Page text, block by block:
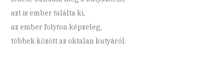
azt is ember találta ki,
az ember folyton képzeleg,
többek között az oktalan kutyáról.